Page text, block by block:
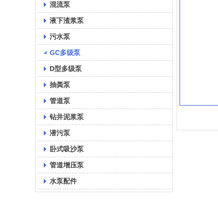
混流泵
液下渣浆泵
污水泵
GC多级泵
D型多级泵
抽粪泵
管道泵
钻井泥浆泵
潜污泵
卧式吸沙泵
管道增压泵
水泵配件